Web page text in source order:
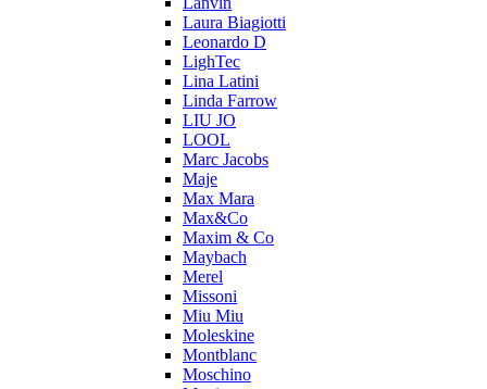
Laura Biagiotti
Leonardo D
LighTec
Lina Latini
Linda Farrow
LIU JO
LOOL
Marc Jacobs
Maje
Max Mara
Max&Co
Maxim & Co
Maybach
Merel
Missoni
Miu Miu
Moleskine
Montblanc
Moschino